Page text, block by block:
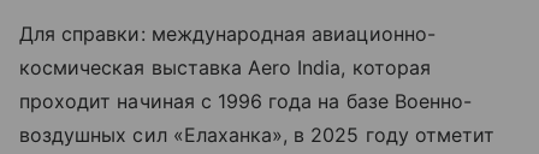
Для справки: международная авиационно-
космическая выставка Aero India, которая
проходит начиная с 1996 года на базе Военно-
воздушных сил «Елаханка», в 2025 году отметит